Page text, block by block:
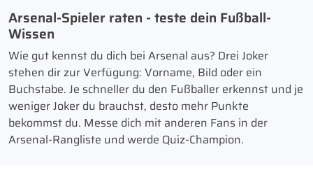
Arsenal-Spieler raten - teste dein Fußball-
Wissen
Wie gut kennst du dich bei Arsenal aus? Drei Joker
stehen dir zur Verfügung: Vorname, Bild oder ein
Buchstabe. Je schneller du den Fußballer erkennst und je
weniger Joker du brauchst, desto mehr Punkte
bekommst du. Messe dich mit anderen Fans in der
Arsenal-Rangliste und werde Quiz-Champion.